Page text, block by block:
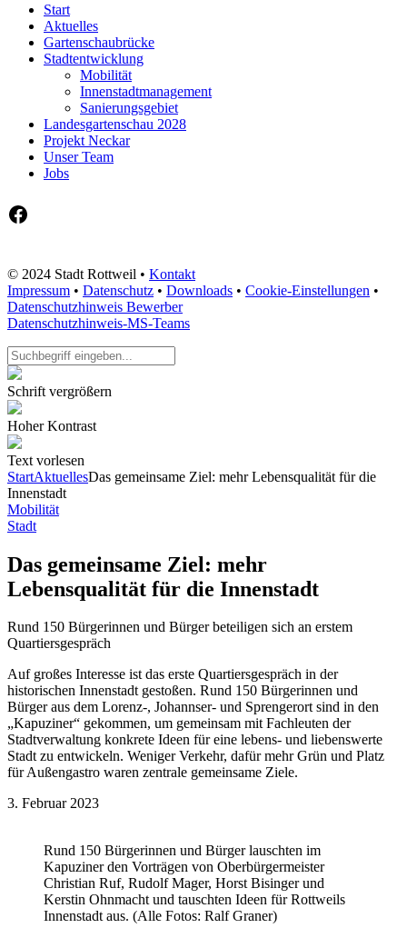
Start
Aktuelles
Gartenschaubrücke
Stadtentwicklung
Mobilität
Innenstadtmanagement
Sanierungsgebiet
Landesgartenschau 2028
Projekt Neckar
Unser Team
Jobs
Facebook
© 2024 Stadt Rottweil • Kontakt
Impressum • Datenschutz • Downloads • Cookie-Einstellungen •
Datenschutzhinweis Bewerber
Datenschutzhinweis-MS-Teams
Schrift vergrößern
Hoher Kontrast
Text vorlesen
StartAktuellesDas gemeinsame Ziel: mehr Lebensqualität für die
Innenstadt
Mobilität
Stadt
Das gemeinsame Ziel: mehr
Lebensqualität für die Innenstadt
Rund 150 Bürgerinnen und Bürger beteiligen sich an erstem
Quartiersgespräch
Auf großes Interesse ist das erste Quartiersgespräch in der
historischen Innenstadt gestoßen. Rund 150 Bürgerinnen und
Bürger aus dem Lorenz-, Johannser- und Sprengerort sind in den
„Kapuziner“ gekommen, um gemeinsam mit Fachleuten der
Stadtverwaltung konkrete Ideen für eine lebens- und liebenswerte
Stadt zu entwickeln. Weniger Verkehr, dafür mehr Grün und Platz
für Außengastro waren zentrale gemeinsame Ziele.
3. Februar 2023
Rund 150 Bürgerinnen und Bürger lauschten im
Kapuziner den Vorträgen von Oberbürgermeister
Christian Ruf, Rudolf Mager, Horst Bisinger und
Kerstin Ohnmacht und tauschten Ideen für Rottweils
Innenstadt aus. (Alle Fotos: Ralf Graner)